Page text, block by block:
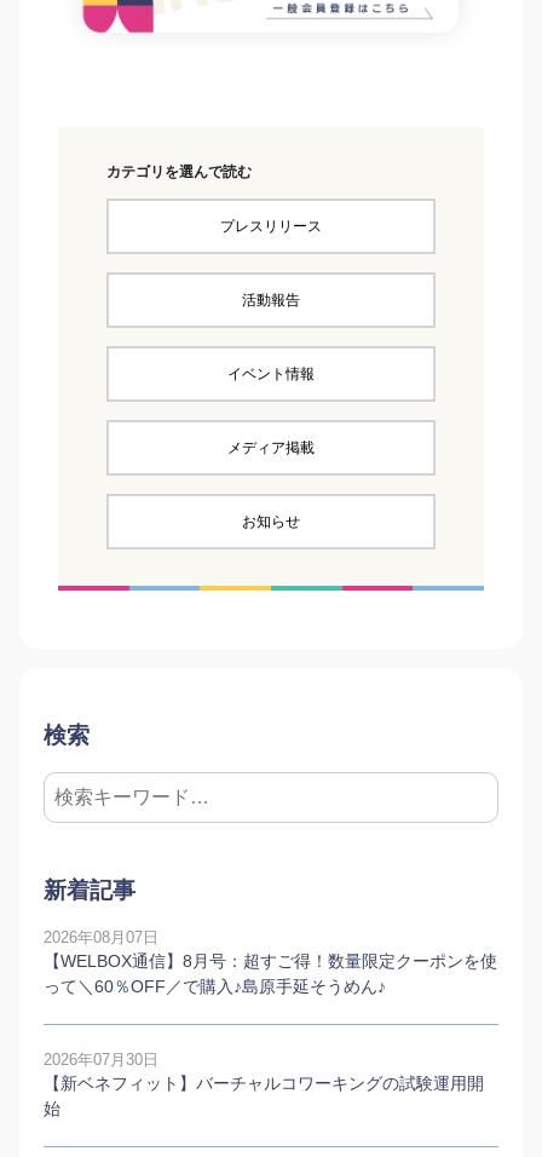
カテゴリを選んで読む
プレスリリース
活動報告
イベント情報
メディア掲載
お知らせ
検索
新着記事
2026年08月07日
【WELBOX通信】8月号：超すご得！数量限定クーポンを使
って＼60％OFF／で購入♪島原手延そうめん♪
2026年07月30日
【新ベネフィット】バーチャルコワーキングの試験運用開
始